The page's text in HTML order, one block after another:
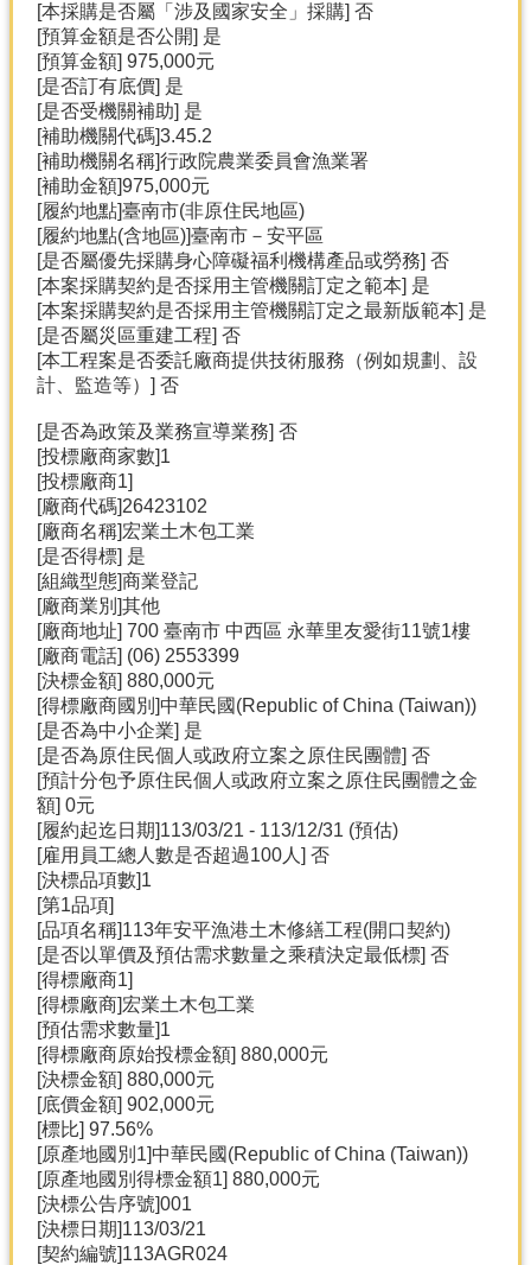
[本採購是否屬「涉及國家安全」採購] 否
[預算金額是否公開] 是
[預算金額] 975,000元
[是否訂有底價] 是
[是否受機關補助] 是
[補助機關代碼]3.45.2
[補助機關名稱]行政院農業委員會漁業署
[補助金額]975,000元
[履約地點]臺南市(非原住民地區)
[履約地點(含地區)]臺南市－安平區
[是否屬優先採購身心障礙福利機構產品或勞務] 否
[本案採購契約是否採用主管機關訂定之範本] 是
[本案採購契約是否採用主管機關訂定之最新版範本] 是
[是否屬災區重建工程] 否
[本工程案是否委託廠商提供技術服務（例如規劃、設
計、監造等）] 否
[是否為政策及業務宣導業務] 否
[投標廠商家數]1
[投標廠商1]
[廠商代碼]26423102
[廠商名稱]宏業土木包工業
[是否得標] 是
[組織型態]商業登記
[廠商業別]其他
[廠商地址] 700 臺南市 中西區 永華里友愛街11號1樓
[廠商電話] (06) 2553399
[決標金額] 880,000元
[得標廠商國別]中華民國(Republic of China (Taiwan))
[是否為中小企業] 是
[是否為原住民個人或政府立案之原住民團體] 否
[預計分包予原住民個人或政府立案之原住民團體之金
額] 0元
[履約起迄日期]113/03/21 - 113/12/31 (預估)
[雇用員工總人數是否超過100人] 否
[決標品項數]1
[第1品項]
[品項名稱]113年安平漁港土木修繕工程(開口契約)
[是否以單價及預估需求數量之乘積決定最低標] 否
[得標廠商1]
[得標廠商]宏業土木包工業
[預估需求數量]1
[得標廠商原始投標金額] 880,000元
[決標金額] 880,000元
[底價金額] 902,000元
[標比] 97.56%
[原產地國別1]中華民國(Republic of China (Taiwan))
[原產地國別得標金額1] 880,000元
[決標公告序號]001
[決標日期]113/03/21
[契約編號]113AGR024